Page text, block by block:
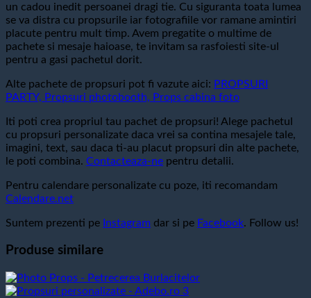
un cadou inedit persoanei dragi tie. Cu siguranta toata lumea
se va distra cu propsurile iar fotografiile vor ramane amintiri
placute pentru mult timp. Avem pregatite o multime de
pachete si mesaje haioase, te invitam sa rasfoiesti site-ul
pentru a gasi pachetul dorit.
Alte pachete de propsuri pot fi vazute aici: PROPSURI
PARTY, Propsuri photobooth, Props cabina foto
Iti poti crea propriul tau pachet de propsuri! Alege pachetul
cu propsuri personalizate daca vrei sa contina mesajele tale,
imagini, text, sau daca ti-au placut propsuri din alte pachete,
le poti combina. Contacteaza-ne pentru detalii.
Pentru calendare personalizate cu poze, iti recomandam
Calendare.net
Suntem prezenti pe Instagram dar si pe Facebook. Follow us!
Produse similare